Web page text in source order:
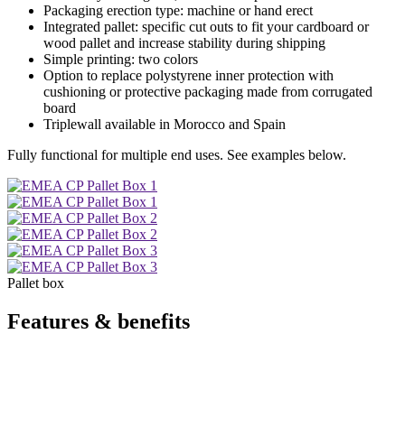
Packaging erection type: machine or hand erect
Integrated pallet: specific cut outs to fit your cardboard or
wood pallet and increase stability during shipping
Simple printing: two colors
Option to replace polystyrene inner protection with
cushioning or protective packaging made from corrugated
board
Triplewall available in Morocco and Spain
Fully functional for multiple end uses. See examples below.
Pallet box
Features & benefits